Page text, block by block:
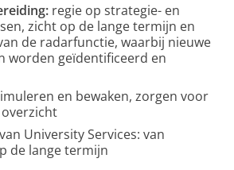
regie op strategie- en
zicht op de lange termijn en
de radarfunctie, waarbij nieuwe
worden geïdentificeerd en
en bewaken, zorgen voor
van University Services: van
de lange termijn